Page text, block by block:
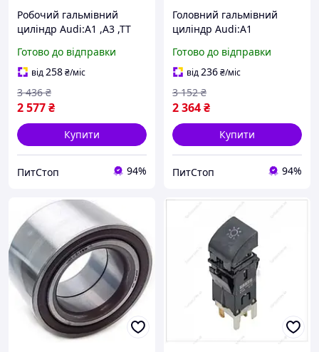
Робочий гальмівний
циліндр Audi:A1 ,A3 ,TT
,Roomster ,Superb ,Yeti
,Rapid (66150994201 VIKA)
Готово до відправки
від258₴/міс
2 577₴
3 436 ₴
Купити
ПитСтоп 94%
Головний гальмівний
циліндр Audi:A1
,Rapid /Volkswagen:Jetta
,Polo (66110578901 VIKA)
Готово до відправки
від236₴/міс
2 364₴
3 152 ₴
Купити
ПитСтоп 94%